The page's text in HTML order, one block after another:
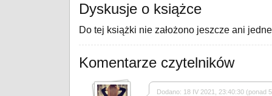
Dyskusje o książce
Do tej książki nie założono jeszcze ani
Komentarze czytelników
Dodano: 18 IV 2021, 23:40:30 (ponad